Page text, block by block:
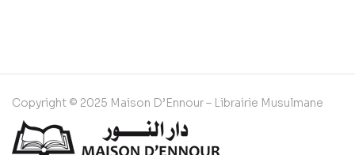
Copyright © 2025 Maison D’Ennour – Librairie Musulmane